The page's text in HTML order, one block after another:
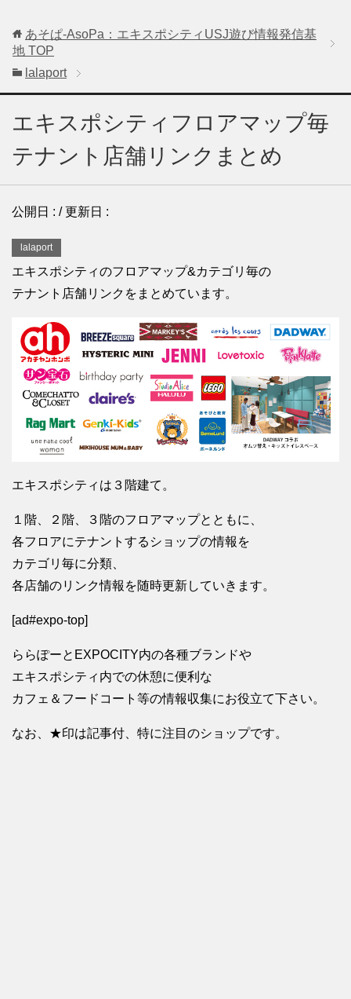
あそぱ-AsoPa：エキスポシティUSJ遊び情報発信基
地 TOP
lalaport
エキスポシティフロアマップ毎
テナント店舗リンクまとめ
公開日 : / 更新日 :
lalaport
エキスポシティのフロアマップ&カテゴリ毎の
テナント店舗リンクをまとめています。
エキスポシティは３階建て。
１階、２階、３階のフロアマップとともに、
各フロアにテナントするショップの情報を
カテゴリ毎に分類、
各店舗のリンク情報を随時更新していきます。
[ad#expo-top]
ららぽーとEXPOCITY内の各種ブランドや
エキスポシティ内での休憩に便利な
カフェ＆フードコート等の情報収集にお役立て下さい。
なお、★印は記事付、特に注目のショップです。